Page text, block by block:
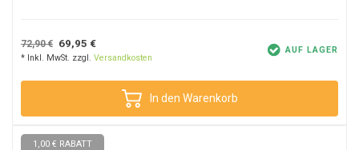
72,90 € 69,95 €
* Inkl. MwSt. zzgl. Versandkosten
AUF LAGER
In den Warenkorb
1,00 € RABATT